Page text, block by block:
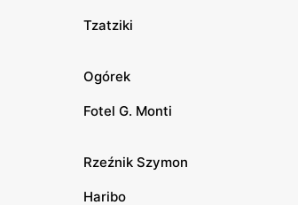
Tzatziki
Ogórek
Fotel G. Monti
Rzeźnik Szymon
Haribo